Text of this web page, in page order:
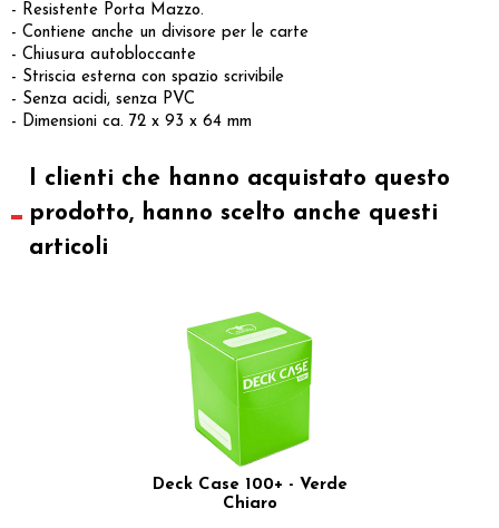
- Resistente Porta Mazzo.
- Contiene anche un divisore per le carte
- Chiusura autobloccante
- Striscia esterna con spazio scrivibile
- Senza acidi, senza PVC
- Dimensioni ca. 72 x 93 x 64 mm
I clienti che hanno acquistato questo
prodotto, hanno scelto anche questi
articoli
Deck Case 100+ - Verde
Chiaro